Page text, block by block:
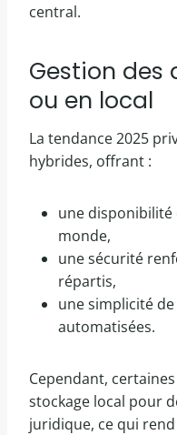
central.
Gestion des
ou en local
La tendance 2025
hybrides, offrant :
une
monde,
une sécurité
répartis,
une simplicité
automatisées.
Cependant,
stockage local pour
juridique, ce qui